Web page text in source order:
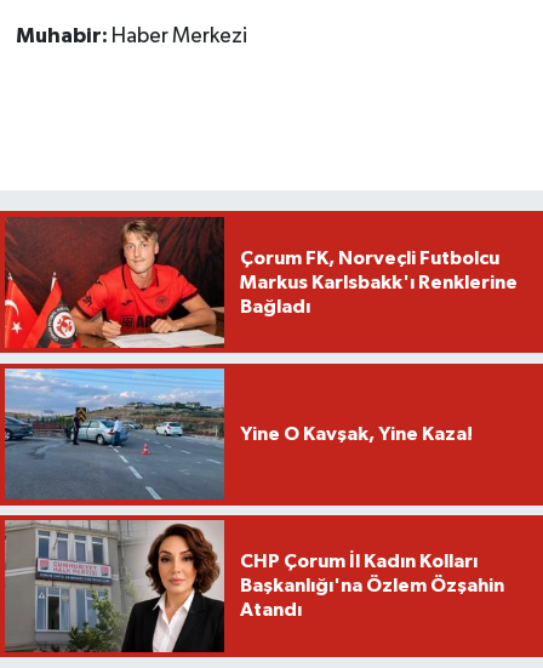
Muhabir: Haber Merkezi
Çorum FK, Norveçli Futbolcu
Markus Karlsbakk'ı Renklerine
Bağladı
Yine O Kavşak, Yine Kaza!
CHP Çorum İl Kadın Kolları
Başkanlığı'na Özlem Özşahin
Atandı